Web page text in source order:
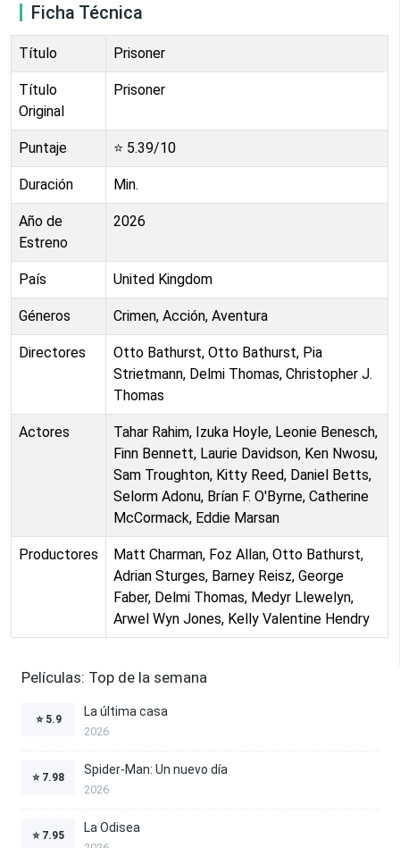
Ficha Técnica
Título Prisoner
Título
Original
Prisoner
Puntaje ⭐ 5.39/10
Duración Min.
Año de
Estreno
2026
País United Kingdom
Géneros Crimen, Acción, Aventura
Directores
Otto Bathurst, Otto Bathurst, Pia
Strietmann, Delmi Thomas, Christopher J.
Thomas
Actores
Tahar Rahim, Izuka Hoyle, Leonie Benesch,
Finn Bennett, Laurie Davidson, Ken Nwosu,
Sam Troughton, Kitty Reed, Daniel Betts,
Selorm Adonu, Brían F. O'Byrne, Catherine
McCormack, Eddie Marsan
Productores
Matt Charman, Foz Allan, Otto Bathurst,
Adrian Sturges, Barney Reisz, George
Faber, Delmi Thomas, Medyr Llewelyn,
Arwel Wyn Jones, Kelly Valentine Hendry
Películas: Top de la semana
⭐ 5.9
La última casa
2026
⭐ 7.98
Spider-Man: Un nuevo día
2026
⭐ 7.95
La Odisea